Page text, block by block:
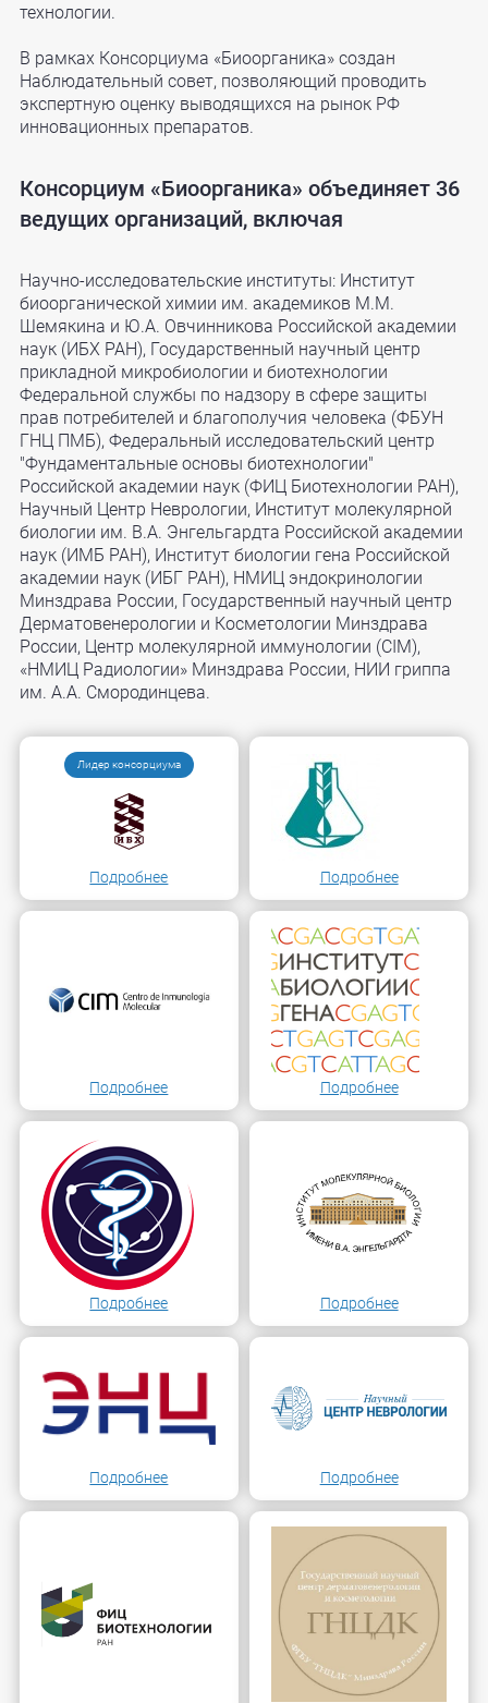
технологии.
В рамках Консорциума «Биоорганика» создан
Наблюдательный совет, позволяющий проводить
экспертную оценку выводящихся на рынок РФ
инновационных препаратов.
Консорциум «Биоорганика» объединяет 36
ведущих организаций, включая
Научно-исследовательские институты: Институт
биоорганической химии им. академиков М.М.
Шемякина и Ю.А. Овчинникова Российской академии
наук (ИБХ РАН), Государственный научный центр
прикладной микробиологии и биотехнологии
Федеральной службы по надзору в сфере защиты
прав потребителей и благополучия человека (ФБУН
ГНЦ ПМБ), Федеральный исследовательский центр
"Фундаментальные основы биотехнологии"
Российской академии наук (ФИЦ Биотехнологии РАН),
Научный Центр Неврологии, Институт молекулярной
биологии им. В.А. Энгельгардта Российской академии
наук (ИМБ РАН), Институт биологии гена Российской
академии наук (ИБГ РАН), НМИЦ эндокринологии
Минздрава России, Государственный научный центр
Дерматовенерологии и Косметологии Минздрава
России, Центр молекулярной иммунологии (CIM),
«НМИЦ Радиологии» Минздрава России, НИИ гриппа
им. А.А. Смородинцева.
Лидер консорциума
Подробнее Подробнее
Подробнее Подробнее
Подробнее Подробнее
Подробнее Подробнее